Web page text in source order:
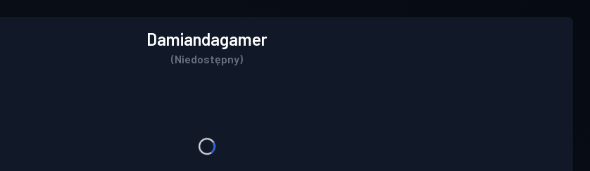
Damiandagamer
(Niedostępny)